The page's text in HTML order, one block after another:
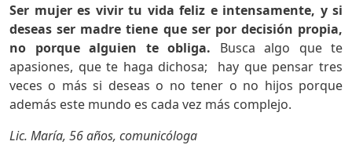
Ser mujer es vivir tu vida feliz e intensamente, y si
deseas ser madre tiene que ser por decisión propia,
no porque alguien te obliga. Busca algo que te
apasiones, que te haga dichosa; hay que pensar tres
veces o más si deseas o no tener o no hijos porque
además este mundo es cada vez más complejo.
Lic. María, 56 años, comunicóloga